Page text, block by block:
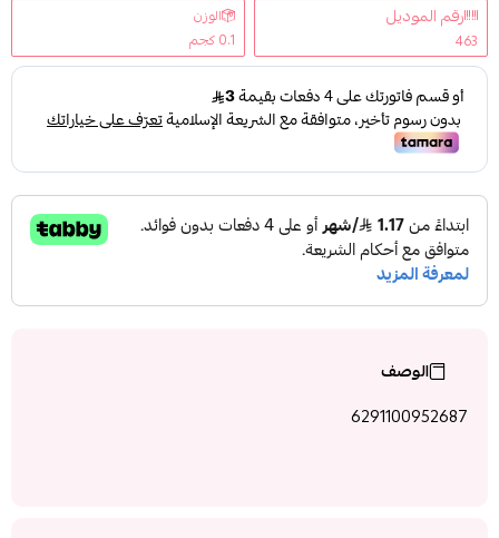
رقم الموديل
463
الوزن
0.1 كجم
الوصف
6291100952687